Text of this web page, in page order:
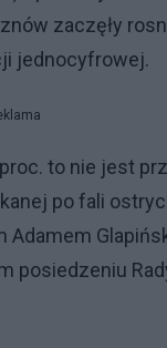
zaczęły
jednocyfrowej.
to nie jest
po fali
posiedzeniu